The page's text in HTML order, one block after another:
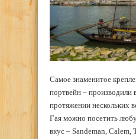
Самое знаменитое
портвейн – производили
протяжении нескольких
Гая можно посетить
вкус – Sandeman, Calem,